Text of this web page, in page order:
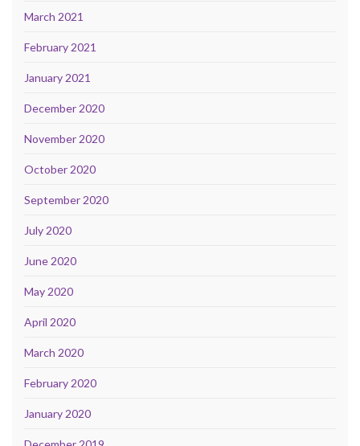
March 2021
February 2021
January 2021
December 2020
November 2020
October 2020
September 2020
July 2020
June 2020
May 2020
April 2020
March 2020
February 2020
January 2020